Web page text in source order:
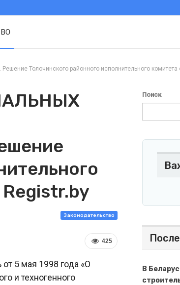
Толочинского районного исполнительного комитета
Законодательство
425
5 мая 1998 года «О
и техногенного
Поиск
В